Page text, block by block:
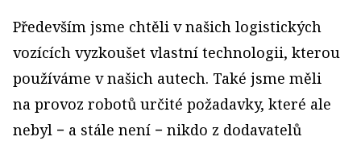
Především jsme chtěli v našich logistických
vozících vyzkoušet vlastní technologii, kterou
používáme v našich autech. Také jsme měli
na provoz robotů určité požadavky, které ale
nebyl − a stále není − nikdo z dodavatelů